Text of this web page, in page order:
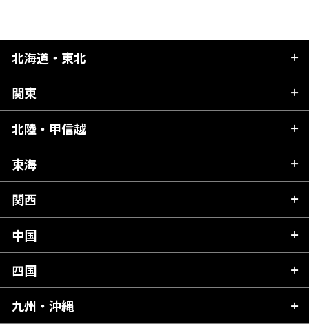
北海道・東北
北海道
青森県
秋田県
岩手県
宮城県
福島県
関東
茨城県
栃木県
群馬県
千葉県
東京都
神奈川県
北陸・甲信越
新潟県
富山県
石川県
山梨県
東海
岐阜県
静岡県
愛知県
関西
滋賀県
京都府
大阪府
中国
広島県
岡山県
四国
愛媛県
九州・沖縄